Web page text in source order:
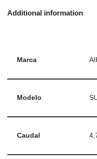
Additional information
Marca
Modelo
Caudal